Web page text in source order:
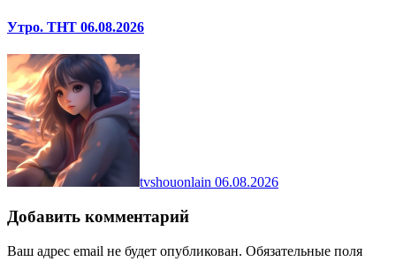
Утро. ТНТ 06.08.2026
tvshouonlain 06.08.2026
Добавить комментарий
Ваш адрес email не будет опубликован. Обязательные поля